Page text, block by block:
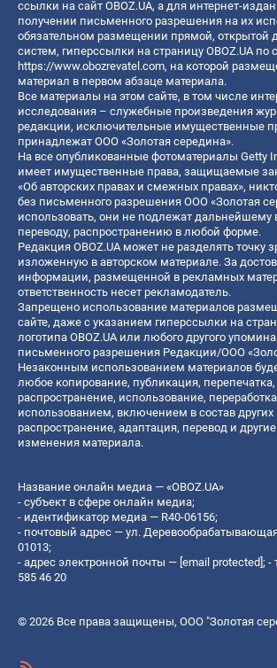
ссылки на сайт OBOZ.UA, а для интернет-
получении письменного разрешения на их
обязательном размещении прямой, открытой
систем, гиперссылки на страницу OBOZ.UA по
https://www.obozrevatel.com, на которой
материал в первом абзаце материала.
Все материалы на этом сайте, в том числе
исследования – служебные произведения
редакции, исключительные имущественные
принадлежат ООО «Золотая середина».
На все опубликованные фотоматериалы Getty
имеет имущественные права, защищаемые
«Об авторских правах и смежных правах»,
без письменного разрешения ООО «Золотая
использовать, они не подлежат дальнейшему
переводу, распространению в любой форме.
Редакция OBOZ.UA может не разделять точку
изложенную в авторском материале. За
информации, размещенной в рекламных
ответственность несет рекламодатель.
Запрещено использование материалов
сайте, даже с указанием гиперссылки на
логотипа OBOZ.UA или любого другого
письменного разрешения Редакции/ООО
Незаконным использованием материалов
любое копирование, публикация,
распространение, использование,
использованием, включением в состав других
распространение, адаптация, перевод и
изменения материала.
Название онлайн медиа — «OBOZ.UA»
- субъект в сфере онлайн медиа;
- идентификатор медиа — R40-06156;
- почтовый адрес — ул.
01013;
- адрес электронной почты — [email protected]; -
585 46 20
© 2026 Все права защищены, ООО "Золотая